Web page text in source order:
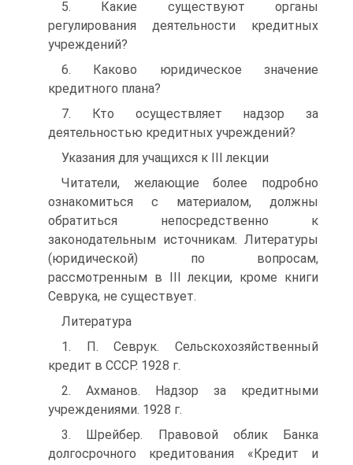
5. Какие существуют органы
регулирования деятельности кредитных
учреждений?
6. Каково юридическое значение
кредитного плана?
7. Кто осуществляет надзор за
деятельностью кредитных учреждений?
Указания для учащихся к III лекции
Читатели, желающие более подробно
ознакомиться с материалом, должны
обратиться непосредственно к
законодательным источникам. Литературы
(юридической) по вопросам,
рассмотренным в III лекции, кроме книги
Севрука, не существует.
Литература
1. П. Севрук. Сельскохозяйственный
кредит в СССР. 1928 г.
2. Ахманов. Надзор за кредитными
учреждениями. 1928 г.
3. Шрейбер. Правовой облик Банка
долгосрочного кредитования «Кредит и